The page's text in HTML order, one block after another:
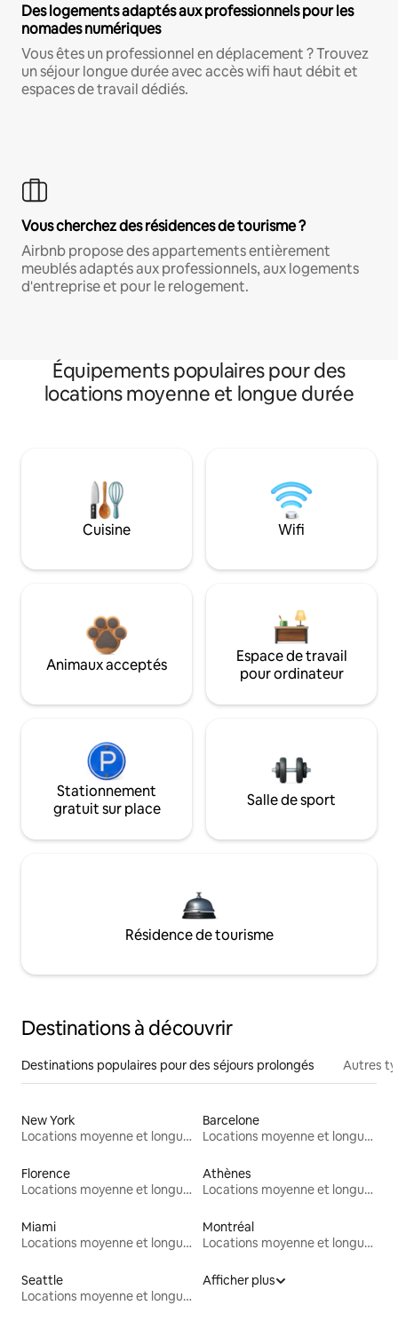
Des logements adaptés aux professionnels pour les
nomades numériques
Vous êtes un professionnel en déplacement ? Trouvez
un séjour longue durée avec accès wifi haut débit et
espaces de travail dédiés.
Vous cherchez des résidences de tourisme ?
Airbnb propose des appartements entièrement
meublés adaptés aux professionnels, aux logements
d'entreprise et pour le relogement.
Équipements populaires pour des
locations moyenne et longue durée
Cuisine Wifi
Animaux acceptés
Espace de travail
pour ordinateur
Stationnement
gratuit sur place
Salle de sport
Résidence de tourisme
Destinations à découvrir
Destinations populaires pour des séjours prolongés Autres
New York
Locations moyenne et longue durée
Barcelone
Locations moyenne et longue durée
Florence
Locations moyenne et longue durée
Athènes
Locations moyenne et longue durée
Miami
Locations moyenne et longue durée
Montréal
Locations moyenne et longue durée
Seattle
Locations moyenne et longue durée
Afficher plus